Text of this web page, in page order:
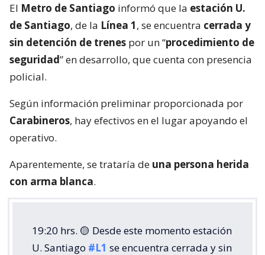
El Metro de Santiago informó que la estación U.
de Santiago, de la Línea 1, se encuentra cerrada y
sin detención de trenes por un “procedimiento de
seguridad” en desarrollo, que cuenta con presencia
policial.
Según información preliminar proporcionada por
Carabineros, hay efectivos en el lugar apoyando el
operativo.
Aparentemente, se trataría de una persona herida
con arma blanca.
19:20 hrs. 🟡 Desde este momento estación
U. Santiago #L1 se encuentra cerrada y sin